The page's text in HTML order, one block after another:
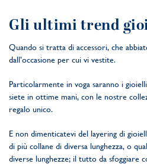
Gli ultimi trend
Quando si tratta di accessori, che
dall’occasione per cui vi vestite.
Particolarmente in voga saranno i
siete in ottime mani, con le nostre
regalo unico.
E non dimenticatevi del layering di
di più collane di diversa lunghezza, o
diverse lunghezze; il tutto da sfoggiare